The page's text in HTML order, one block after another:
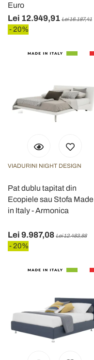
Euro
Lei 12.949,91 Lei 16.187,41
- 20%
VIADURINI NIGHT DESIGN
Pat dublu tapitat din
Ecopiele sau Stofa Made
in Italy - Armonica
Lei 9.987,08 Lei 12.483,88
- 20%